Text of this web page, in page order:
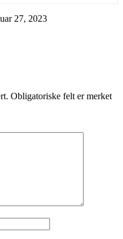
27, 2023
Obligatoriske felt er merket